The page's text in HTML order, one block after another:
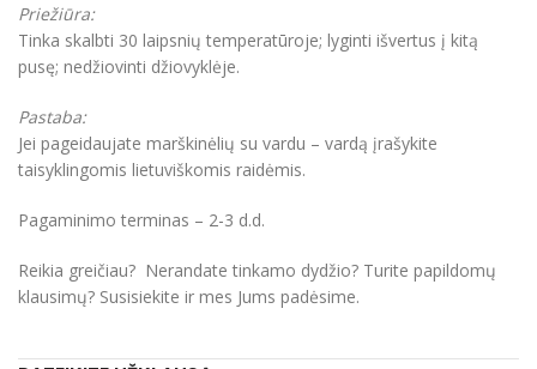
Priežiūra:
Tinka skalbti 30 laipsnių temperatūroje; lyginti išvertus į kitą
pusę; nedžiovinti džiovyklėje.
Pastaba:
Jei pageidaujate marškinėlių su vardu – vardą įrašykite
taisyklingomis lietuviškomis raidėmis.
Pagaminimo terminas – 2-3 d.d.
Reikia greičiau? Nerandate tinkamo dydžio? Turite papildomų
klausimų? Susisiekite ir mes Jums padėsime.